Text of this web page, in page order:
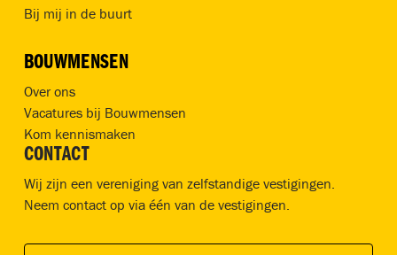
Bij mij in de buurt
BOUWMENSEN
Over ons
Vacatures bij Bouwmensen
Kom kennismaken
CONTACT
Wij zijn een vereniging van zelfstandige vestigingen.
Neem contact op via één van de vestigingen.